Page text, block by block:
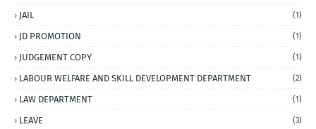
JAIL (1)
JD PROMOTION (1)
JUDGEMENT COPY (1)
LABOUR WELFARE AND SKILL DEVELOPMENT DEPARTMENT (2)
LAW DEPARTMENT (1)
LEAVE (3)